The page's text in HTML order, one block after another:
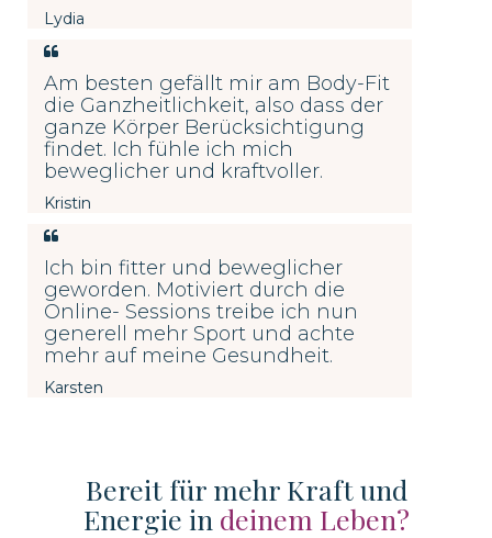
Lydia
Am besten gefällt mir am Body-Fit
die Ganzheitlichkeit, also dass der
ganze Körper Berücksichtigung
findet. Ich fühle ich mich
beweglicher und kraftvoller.
Kristin
Ich bin fitter und beweglicher
geworden. Motiviert durch die
Online- Sessions treibe ich nun
generell mehr Sport und achte
mehr auf meine Gesundheit.
Karsten
Bereit für mehr Kraft und
Energie in deinem Leben?